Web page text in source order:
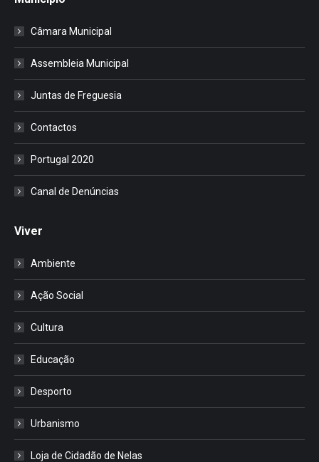
Câmara Municipal
Assembleia Municipal
Juntas de Freguesia
Contactos
Portugal 2020
Canal de Denúncias
Viver
Ambiente
Ação Social
Cultura
Educação
Desporto
Urbanismo
Loja de Cidadão de Nelas